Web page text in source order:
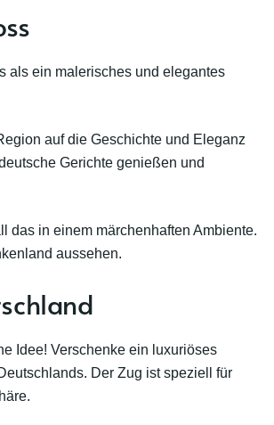
als ein malerisches und elegantes
auf die Geschichte und Eleganz
Gerichte genießen und
das in einem märchenhaften Ambiente.
aussehen.
Idee! Verschenke ein luxuriöses
Der Zug ist speziell für